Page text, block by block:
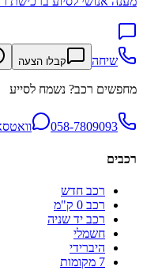
שיחה קבלו הצעה
מחפשים רכב? נשמח לסייע
058-7809093
רכבים
רכב חדש
רכב 0 ק"מ
רכב יד שניה
חשמלי
היברידי
7 מקומות